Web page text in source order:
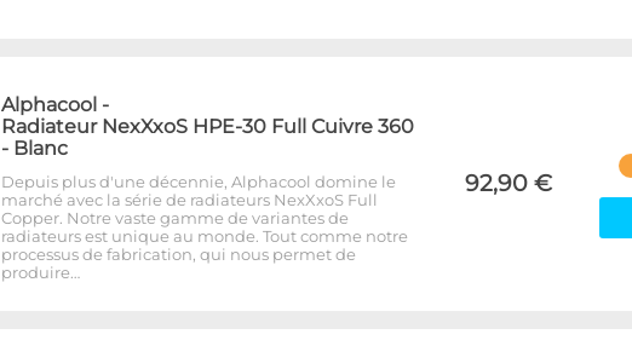
Alphacool -
Radiateur NexXxoS HPE-30 Full Cuivre 360
- Blanc
Depuis plus d'une décennie, Alphacool domine le
marché avec la série de radiateurs NexXxoS Full
Copper. Notre vaste gamme de variantes de
radiateurs est unique au monde. Tout comme notre
processus de fabrication, qui nous permet de
produire…
92,90 €